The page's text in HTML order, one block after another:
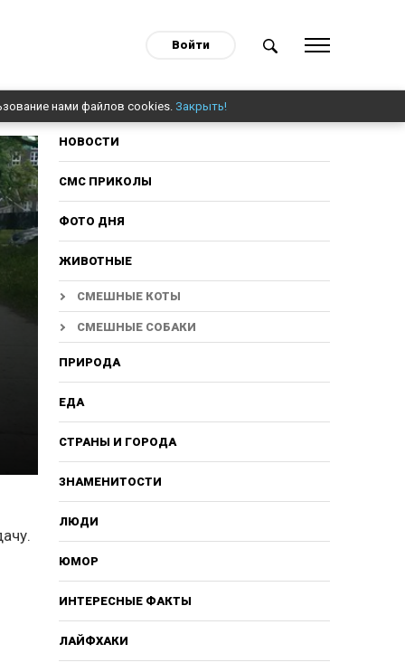
Войти
нами файлов cookies. Закрыть!
НОВОСТИ
СМС ПРИКОЛЫ
ФОТО ДНЯ
ЖИВОТНЫЕ
СМЕШНЫЕ КОТЫ
СМЕШНЫЕ СОБАКИ
ПРИРОДА
ЕДА
СТРАНЫ И ГОРОДА
ЗНАМЕНИТОСТИ
ЛЮДИ
ЮМОР
ИНТЕРЕСНЫЕ ФАКТЫ
ЛАЙФХАКИ